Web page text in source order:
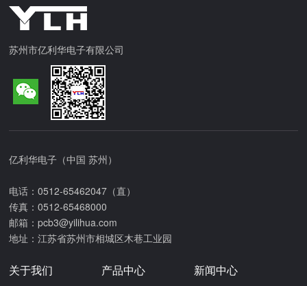
苏州市亿利华电子有限公司
亿利华电子（中国 苏州）
电话：0512-65462047（直）
传真：0512-65468000
邮箱：pcb3@yilihua.com
地址：江苏省苏州市相城区木巷工业园
关于我们 产品中心 新闻中心